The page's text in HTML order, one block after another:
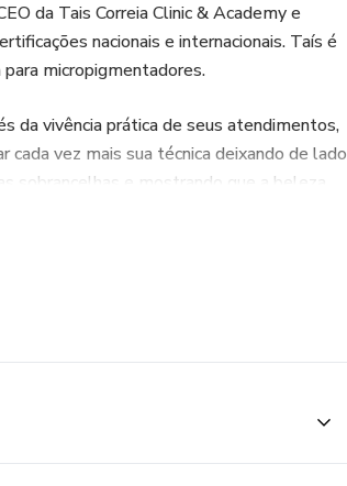
da Tais Correia Clinic & Academy e
nacionais e internacionais. Taís é
micropigmentadores.​
da vivência prática de seus atendimentos,
vez mais sua técnica deixando de lado
sobrancelhas e mostrando que a beleza
modelagem das sobrancelhas.